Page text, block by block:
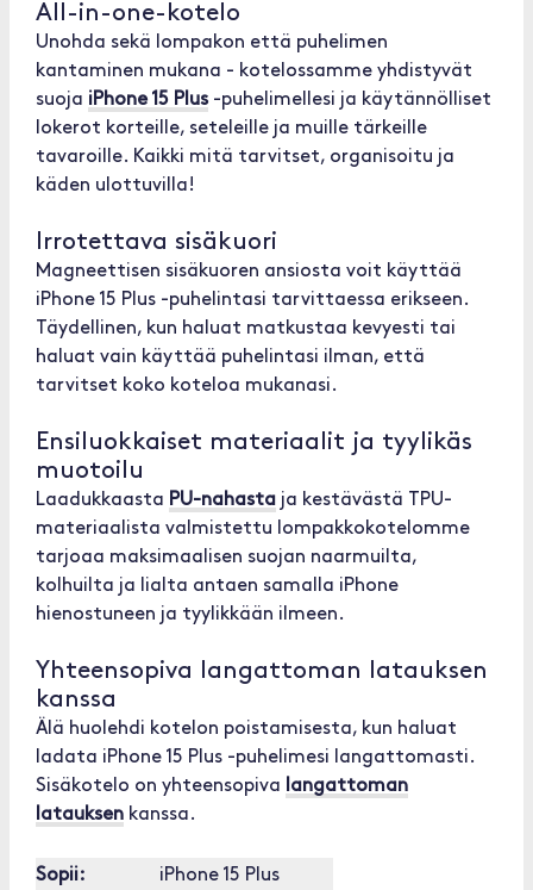
All-in-one-kotelo
Unohda sekä lompakon että puhelimen
kantaminen mukana - kotelossamme yhdistyvät
suoja iPhone 15 Plus-puhelimellesi ja käytännölliset
lokerot korteille, seteleille ja muille tärkeille
tavaroille. Kaikki mitä tarvitset, organisoitu ja
käden ulottuvilla!
Irrotettava sisäkuori
Magneettisen sisäkuoren ansiosta voit käyttää
iPhone 15 Plus -puhelintasi tarvittaessa erikseen.
Täydellinen, kun haluat matkustaa kevyesti tai
haluat vain käyttää puhelintasi ilman, että
tarvitset koko koteloa mukanasi.
Ensiluokkaiset materiaalit ja tyylikäs
muotoilu
Laadukkaasta PU-nahasta ja kestävästä TPU-
materiaalista valmistettu lompakkokotelomme
tarjoaa maksimaalisen suojan naarmuilta,
kolhuilta ja lialta antaen samalla iPhone
hienostuneen ja tyylikkään ilmeen.
Yhteensopiva langattoman latauksen
kanssa
Älä huolehdi kotelon poistamisesta, kun haluat
ladata iPhone 15 Plus -puhelimesi langattomasti.
Sisäkotelo on yhteensopiva
langattoman
latauksen kanssa.
Sopii: iPhone 15 Plus